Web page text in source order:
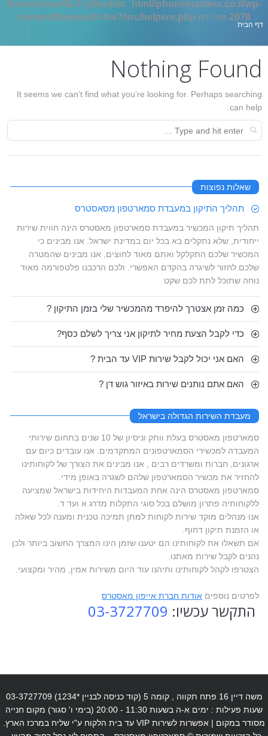
/home/yrase9lu7ry8/public_html/iphonemasters.co.il/wp-
content/themes/dt-the7/inc/helpers.php on line 2078
אתה כאן:
דף הבית
Nothing Found
It seems we can’t find what you’re looking for. Perhaps searching
can help.
שאלות נפוצות
תהליך התיקון במעבדת סמארטפון מסאסטרס
תהליך תיקון המכשיר במעבדת סמארטפון מאסטרס הינה חווית שירות
ייחודית, שלא נתקלים בא בכל יום במדינת ישראל. אנו מבינים כי
המכשיר שלכם התקלקל ואתם מאוד לחוצים, אנו מבינים שהמטרה
שלכם לחזור לשיגרה בהקדם האפשרי. ולכם הרכבנו פלטפורמה מאוד
נוחה שתוכל לתת לכם שקט.
כמה זמן אצטרך להיפרד מהמכשיר שלי בזמן התיקון ?
כדי לקבל הצעת מחיר לתיקון אני צריך לשלם כסף?
האם אני יכול לקבל שירות VIP עד הבית ?
האם אתם נותנים שירות באיזור גוש דן ?
מעבדת השירות הגדולה בישראל
סמארטפון מאסטרס בעלת וותק וניסיון של 10 שנים בתחום שירותי
המעבדה למכשירי הסמארטפונים המתקדמים. אנו עובדים כיום עם
ארגונים, חברות ומשרדים רבים , אנו מבינים את הצורך של לקוחותינו
להחזיר את מכשיר הסמארטפון שלהם לשגרה באופן מידי.
סמארטפון מאסטרס הינה אחת המעבדות היחידות בישראל שמציעה
ללקוחותיה פתרון מושלם בכל סוגי התקלות מדרג א ועד ד.
אנו מנהלים מוקד שירות לקוחות למתן תמיכה טכנית ומענה לכל שאלה
או הזמנת תיקון דחוף.
אם תשאלו את לקוחותינו הם יטענו שזמן הינו המצרך החשוב ביותר ולכן
נהנים לקבל שירות מאתנו.
הצטרפו לקהל לקוחותינו ותיהנו עוד היום משירות אמין, מהיר ומקצועי.
לפרטים נוספים אודות חברת אייפון מאסטרס
התקשר עכשיו: 03-3727709
משה דיין 16 פתח תקווה , קומה 5 (קוד כניסה לבניין *1234) 03-3727709
שעות פעילות : ימים א-ה בשעות 11:30 - 20:00 (בימי ו' סגור) מקום חנייה
מסודר במקום | אפשרות לשירות VIP עד בית הלקוח ע"י שליח במרכז הארץ.